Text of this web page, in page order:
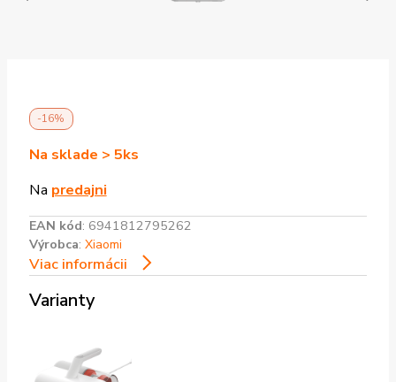
-16%
Na sklade > 5ks
Na predajni
EAN kód: 6941812795262
Výrobca: Xiaomi
Viac informácii
Varianty